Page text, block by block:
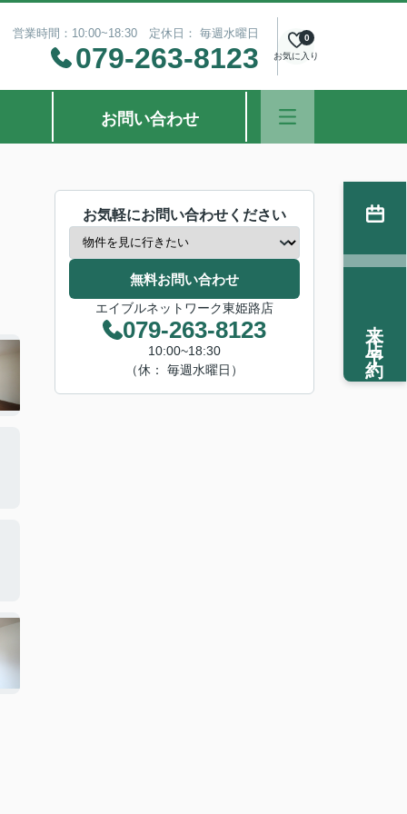
営業時間：10:00~18:30 定休日： 毎週水曜日
079-263-8123 お気に入り
0
お問い合わせ
お気軽にお問い合わせください
無料お問い合わせ
エイブルネットワーク東姫路店
079-263-8123
10:00~18:30
（休： 毎週水曜日）
来店予約